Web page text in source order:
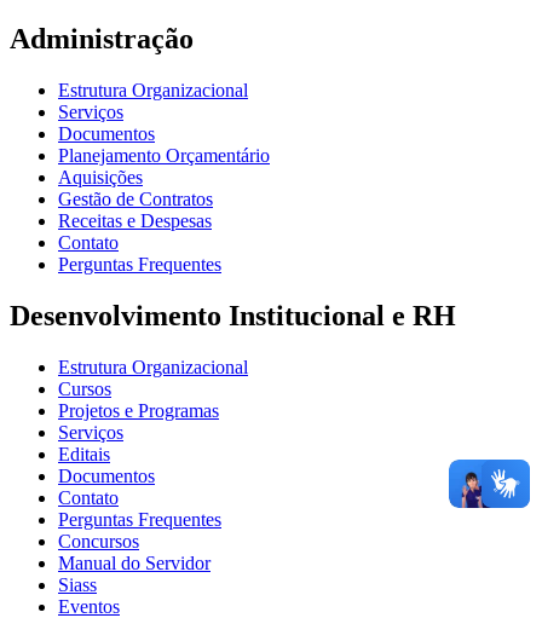
Administração
Estrutura Organizacional
Serviços
Documentos
Planejamento Orçamentário
Aquisições
Gestão de Contratos
Receitas e Despesas
Contato
Perguntas Frequentes
Desenvolvimento Institucional e RH
Estrutura Organizacional
Cursos
Projetos e Programas
Serviços
Editais
Documentos
Contato
Perguntas Frequentes
Concursos
Manual do Servidor
Siass
Eventos